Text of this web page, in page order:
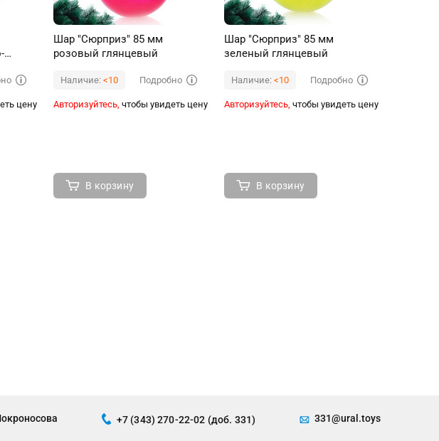
цену
Шар "Сюрприз" 85 мм
розовый глянцевый
Наличие: <10 Подробно
Авторизуйтесь, чтобы увидеть цену
В корзину
Шар "Сюрприз" 85 мм
зеленый глянцевый
Наличие: <10 Подробно
Авторизуйтесь, чтобы увидеть цену
В корзину
+7 (343) 270-22-02 (доб. 331) 331@ural.toys